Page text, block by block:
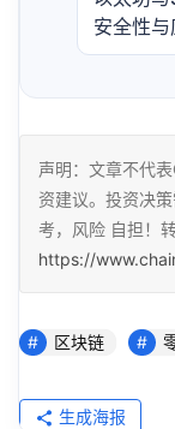
安全性
声明：文章不代
资建议。投资决
考，风险 自担！
https://
区块链
生成海报